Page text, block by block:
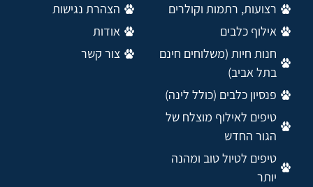
רצועות, רתמות וקולרים
אילוף כלבים
חנות חיות (משלוחים חינם
בתל אביב)
פנסיון כלבים (כולל לינה)
טיפים לאילוף מוצלח של
הגור החדש
טיפים לטיול טוב ומהנה
יותר
הצהרת נגישות
אודות
צור קשר